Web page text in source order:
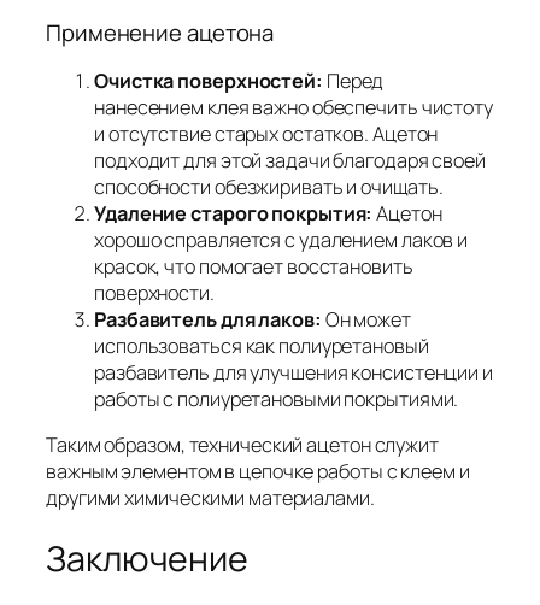
Применение ацетона
Очистка поверхностей: Перед
нанесением клея важно обеспечить чистоту
и отсутствие старых остатков. Ацетон
подходит для этой задачи благодаря своей
способности обезжиривать и очищать.
Удаление старого покрытия: Ацетон
хорошо справляется с удалением лаков и
красок, что помогает восстановить
поверхности.
Разбавитель для лаков: Он может
использоваться как полиуретановый
разбавитель для улучшения консистенции и
работы с полиуретановыми покрытиями.
Таким образом, технический ацетон служит
важным элементом в цепочке работы с клеем и
другими химическими материалами.
Заключение